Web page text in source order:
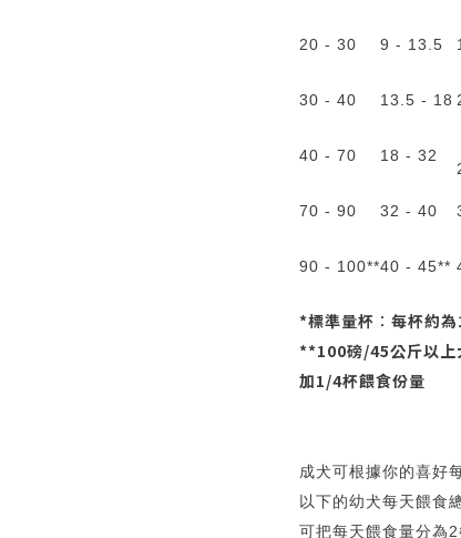
20 - 30 9 - 13.5
30 - 40 13.5 - 18
40 - 70 18 - 32
70 - 90 32 - 40
90 - 100**40 - 45**
*標準量杯︰每杯約
**100磅/45公斤以上
加1/4杯餵食份量
成犬可根據你的喜好
以下的幼犬每天餵食
可把每天餵食量分為